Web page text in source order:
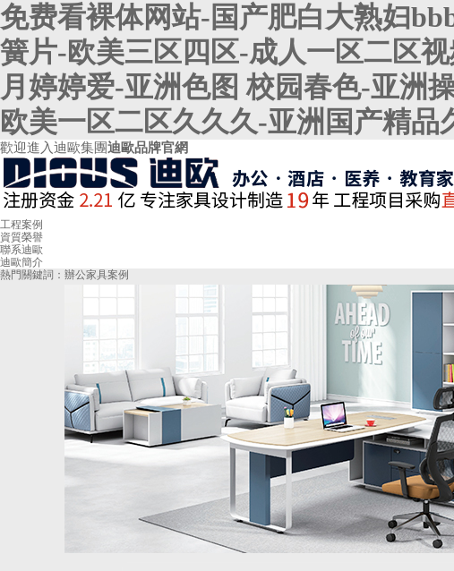
免费看裸体网站-国产肥白大熟妇
簧片-欧美三区四区-成人一区二区
月婷婷爱-亚洲色图 校园春色-亚洲
欧美一区二区久久久-亚洲国产精品
歡迎進入迪歐集團迪歐品牌官網
工程案例
資質榮譽
聯系迪歐
迪歐簡介
熱門關鍵詞： 辦公家具案例